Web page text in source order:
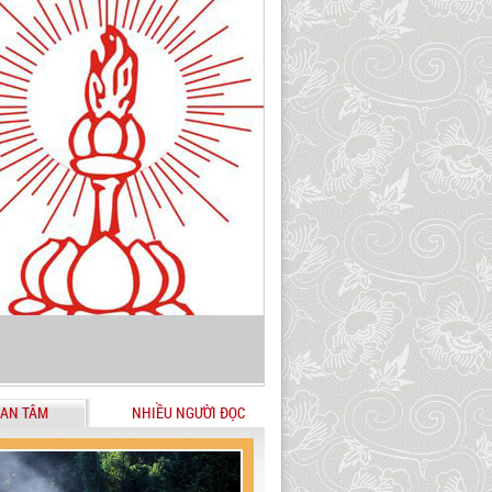
TÂM NHIỀU NGƯỜI ĐỌC